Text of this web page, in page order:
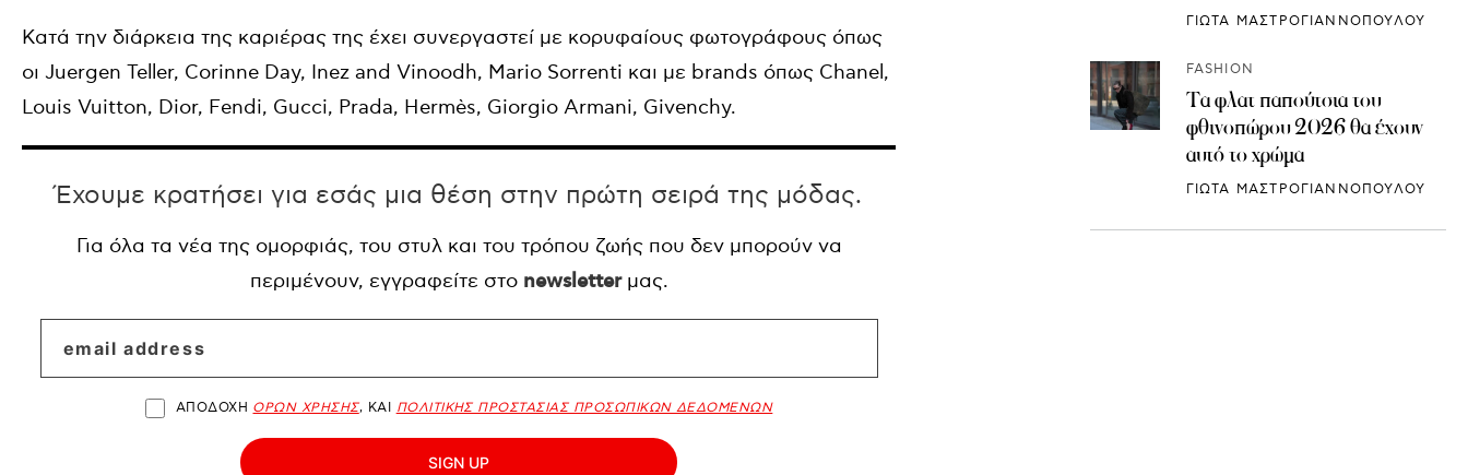
Κατά την διάρκεια της καριέρας της έχει συνεργαστεί με κορυφαίους φωτογράφους όπως
οι Juergen Teller, Corinne Day, Inez and Vinoodh, Mario Sorrenti και με brands όπως Chanel,
Louis Vuitton, Dior, Fendi, Gucci, Prada, Hermès, Giorgio Armani, Givenchy.
Έχουμε κρατήσει για εσάς μια θέση στην πρώτη σειρά της μόδας.
Για όλα τα νέα της ομορφιάς, του στυλ και του τρόπου ζωής που δεν μπορούν να
περιμένουν, εγγραφείτε στο newsletterμας.
ΑΠΟΔΟΧΗ ΟΡΩΝ ΧΡΗΣΗΣ, ΚΑΙ ΠΟΛΙΤΙΚΗΣ ΠΡΟΣΤΑΣΙΑΣ ΠΡΟΣΩΠΙΚΩΝ ΔΕΔΟΜΕΝΩΝ
SIGN UP
ΓΙΩΤΑ ΜΑΣΤΡΟΓΙΑΝΝΟΠΟΥΛΟΥ
FASHION
Τα φλατ παπούτσια του
φθινοπώρου 2026 θα έχουν
αυτό το χρώμα
ΓΙΩΤΑ ΜΑΣΤΡΟΓΙΑΝΝΟΠΟΥΛΟΥ